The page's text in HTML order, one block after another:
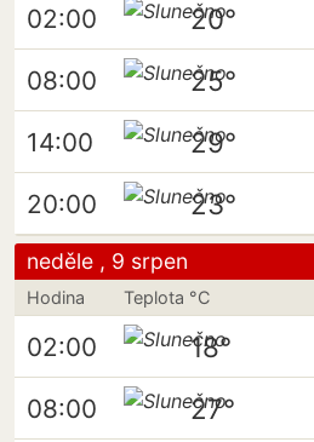
02:00 20°
08:00 25°
14:00 29°
20:00 23°
neděle , 9 srpen
Hodina Teplota °C
02:00 18°
08:00 27°